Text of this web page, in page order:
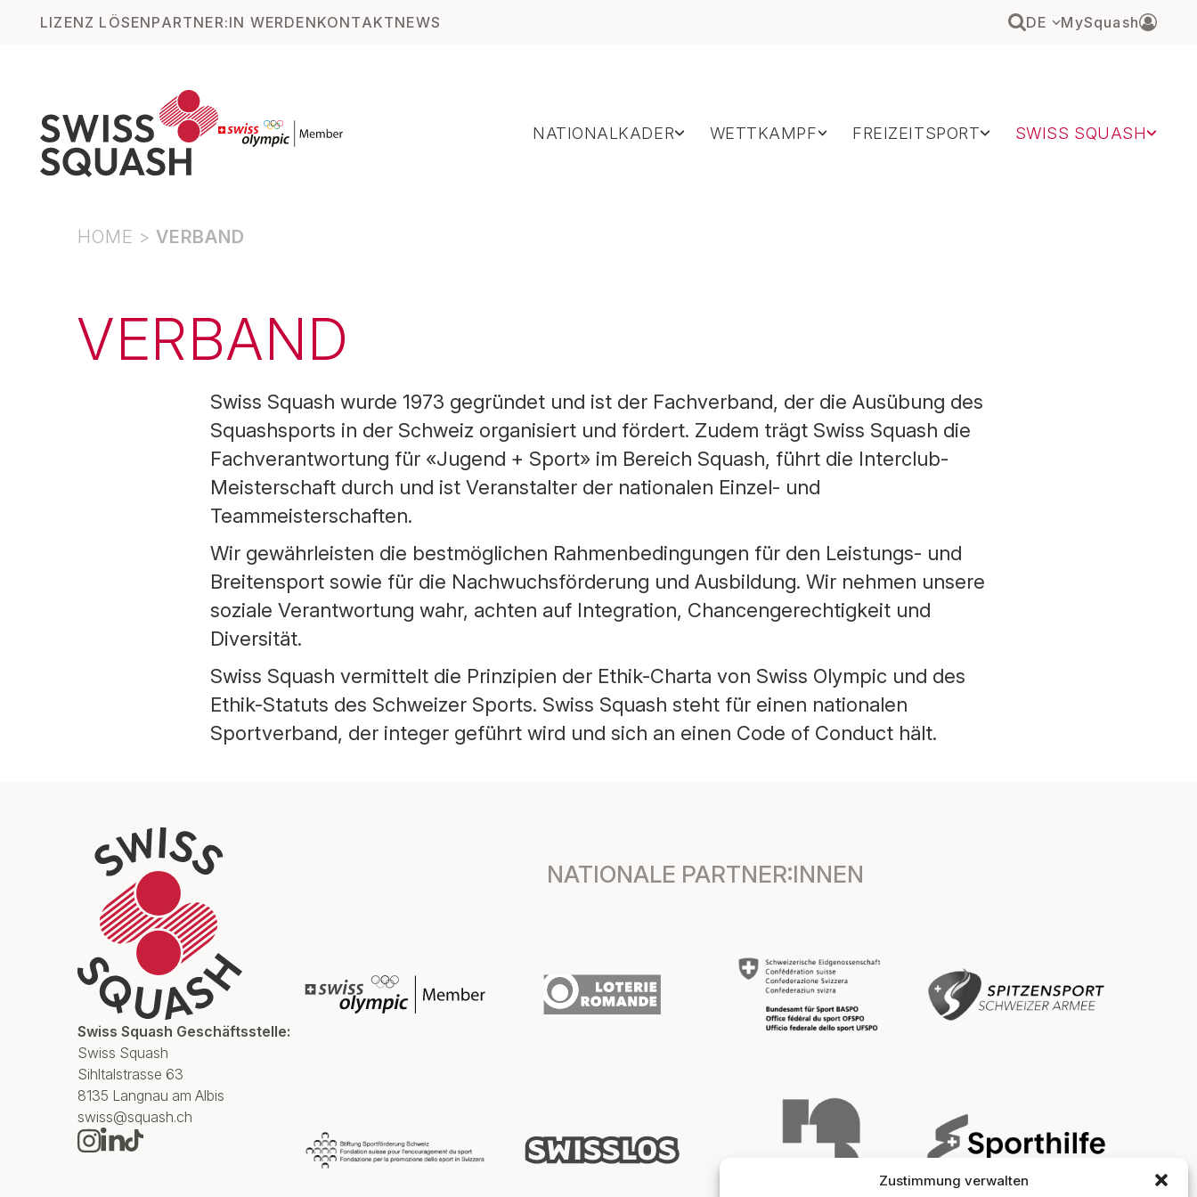
Zustimmung verwalten
LIZENZ LÖSENPARTNER:IN WERDENKONTAKTNEWS DE MySquash
NATIONALKADER WETTKAMPF FREIZEITSPORT SWISS SQUASH
HOME > VERBAND
VERBAND
Swiss Squash wurde 1973 gegründet und ist der Fachverband, der die Ausübung des
Squashsports in der Schweiz organisiert und fördert. Zudem trägt Swiss Squash die
Fachverantwortung für «Jugend + Sport» im Bereich Squash, führt die Interclub-
Meisterschaft durch und ist Veranstalter der nationalen Einzel- und
Teammeisterschaften.
Wir gewährleisten die bestmöglichen Rahmenbedingungen für den Leistungs- und
Breitensport sowie für die Nachwuchsförderung und Ausbildung. Wir nehmen unsere
soziale Verantwortung wahr, achten auf Integration, Chancengerechtigkeit und
Diversität.
Swiss Squash vermittelt die Prinzipien der Ethik-Charta von Swiss Olympic und des
Ethik-Statuts des Schweizer Sports. Swiss Squash steht für einen nationalen
Sportverband, der integer geführt wird und sich an einen Code of Conduct hält.
Swiss Squash Geschäftsstelle:
Swiss Squash
Sihltalstrasse 63
8135 Langnau am Albis
swiss@squash.ch
NATIONALE PARTNER:INNEN